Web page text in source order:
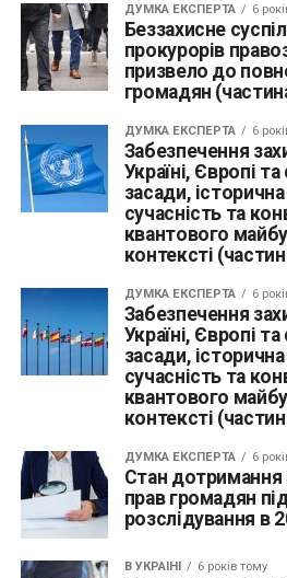
ДУМКА ЕКСПЕРТА 6
Беззахисне
прокурорів
призвело до
громадян
ДУМКА ЕКСПЕРТА 6
Забезпечення
Україні, Європі
засади,
сучасність та
квантового
контексті
ДУМКА ЕКСПЕРТА 6
Забезпечення
Україні, Європі
засади,
сучасність та
квантового
контексті
ДУМКА ЕКСПЕРТА 6
Стан дотримання
прав громадян
розслідування в
В УКРАЇНІ 6 років тому